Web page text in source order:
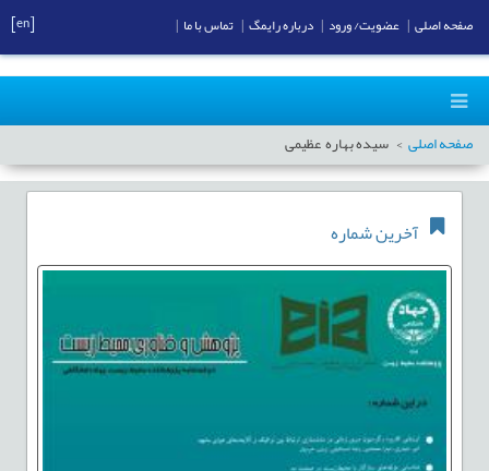
صفحه اصلی سیده بهاره عظیمی
آخرین شماره
صفحه اصلی عضویت/ ورود درباره رایمگ تماس با ما